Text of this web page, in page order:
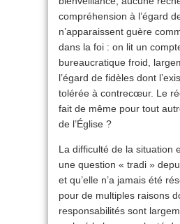
compréhension à l’égard
n’apparaissent guère
dans la foi : on lit un
bureaucratique froid,
l’égard de fidèles dont
tolérée à contrecœur. Le
fait de même pour tout
de l’Église ?
La difficulté de la situation
une question « tradi »
et qu’elle n’a jamais été
pour de multiples raisons
responsabilités sont